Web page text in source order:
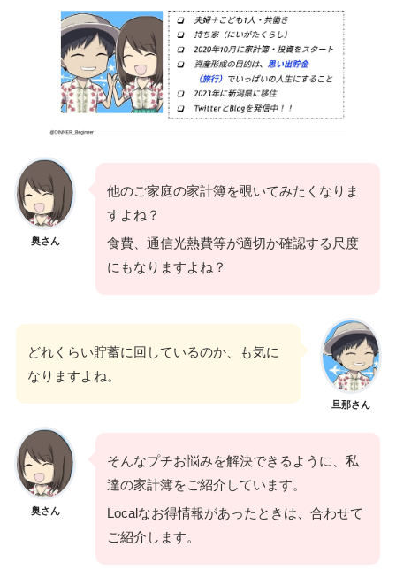
奥さん
他のご家庭の家計簿を覗いてみたくなりま
すよね？
食費、通信光熱費等が適切か確認する尺度
にもなりますよね？
旦那さん
どれくらい貯蓄に回しているのか、も気に
なりますよね。
奥さん
そんなプチお悩みを解決できるように、私
達の家計簿をご紹介しています。
Localなお得情報があったときは、合わせて
ご紹介します。